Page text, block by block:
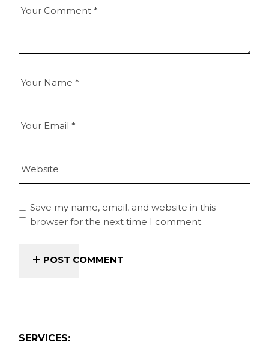
Save my name, email, and website in this
browser for the next time I comment.
POST COMMENT
SERVICES: